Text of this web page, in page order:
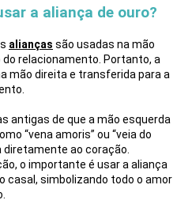
a aliança de ouro?
alianças são usadas na mão
relacionamento. Portanto, a
mão direita e transferida para a
antigas de que a mão esquerda
“vena amoris” ou “veia do
ao coração.
o importante é usar a aliança
casal, simbolizando todo o amor